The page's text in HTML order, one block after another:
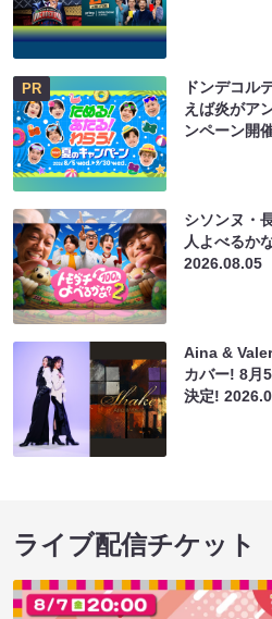
PR
ドンデコル
えば炎がア
ンペーン開
シソンヌ・
人よべるか
2026.08.05
Aina &
カバー! 8月
決定!
ライブ配信チケット